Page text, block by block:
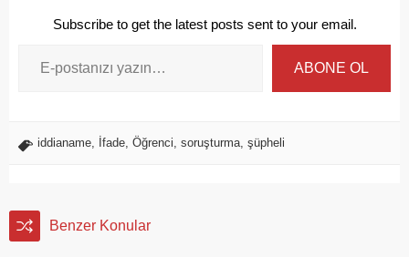
Subscribe to get the latest posts sent to your email.
ABONE OL
iddianame İfade Öğrenci soruşturma şüpheli
Benzer Konular